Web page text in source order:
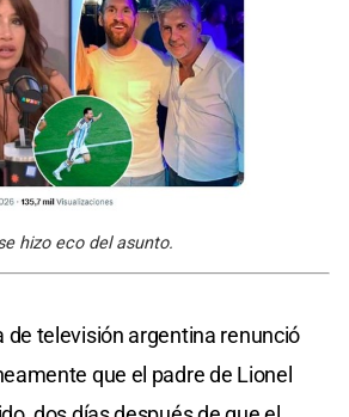
hizo eco del asunto.
de televisión argentina renunció
que el padre de Lionel